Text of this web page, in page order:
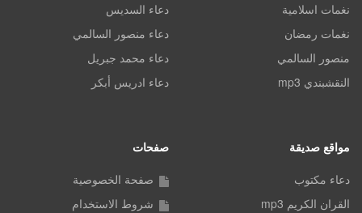
نغمات اسلامية
نغمات رمضان
منصور السالمي
النقشبندي mp3
دعاء السديس
دعاء منصور السالمي
دعاء محمد جبريل
دعاء ادريس أبكر
مواقع صديقة
دعاء مكتوب
القران الكريم mp3
صفحات
صفحة الخصوصية
شروط الاستخدام